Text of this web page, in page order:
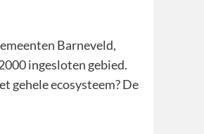
Barneveld,
ingesloten gebied.
gehele ecosysteem? De